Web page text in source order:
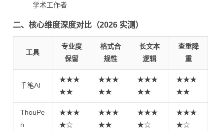
学术工作者
二、核心维度深度对比（2026 实测）
工具
专业度
保留
格式合
规性
长文本
逻辑
查重降
重
千笔AI
★★★
★★
★★★
★★
★★★
★★
★★★
★★
ThouPe
n
★★★
★☆
★★★
★★
★★★
★☆
★★★
★☆